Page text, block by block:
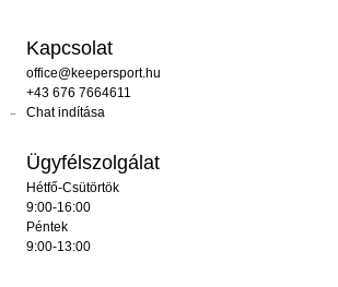
Kapcsolat
office@keepersport.hu
+43 676 7664611
Chat indítása
Ügyfélszolgálat
Hétfő-Csütörtök
9:00-16:00
Péntek
9:00-13:00